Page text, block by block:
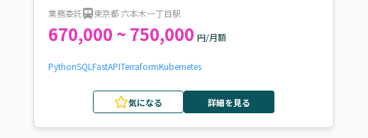
求人
業務委託 東京都 六本木一丁目駅
670,000 ~ 750,000 円/月額
PythonSQL FastAPITerraformKubernetes
気になる 詳細を見る